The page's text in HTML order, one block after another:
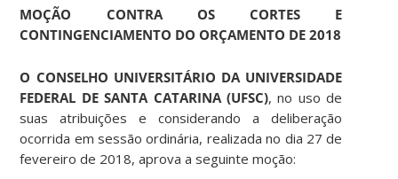
MOÇÃO CONTRA OS CORTES E
CONTINGENCIAMENTO DO ORÇAMENTO DE 2018
O CONSELHO UNIVERSITÁRIO DA UNIVERSIDADE
FEDERAL DE SANTA CATARINA (UFSC), no uso de
suas atribuições e considerando a deliberação
ocorrida em sessão ordinária, realizada no dia 27 de
fevereiro de 2018, aprova a seguinte moção: